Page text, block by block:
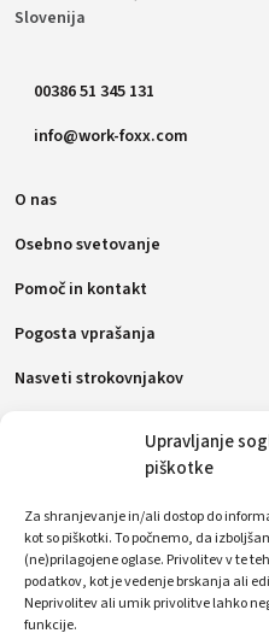
Upravljanje
piškotke
Za shranjevanje in/ali dostop do
kot so piškotki. To počnemo, da
(ne)prilagojene oglase. Privolitev v te
podatkov, kot je vedenje brskanja ali
Neprivolitev ali umik privolitve lahko
funkcije.
Slovenija
00386 51 345 131
info@work-foxx.com
O nas
Osebno svetovanje
Pomoč in kontakt
Pogosta vprašanja
Nasveti strokovnjakov
Socialna omrežja